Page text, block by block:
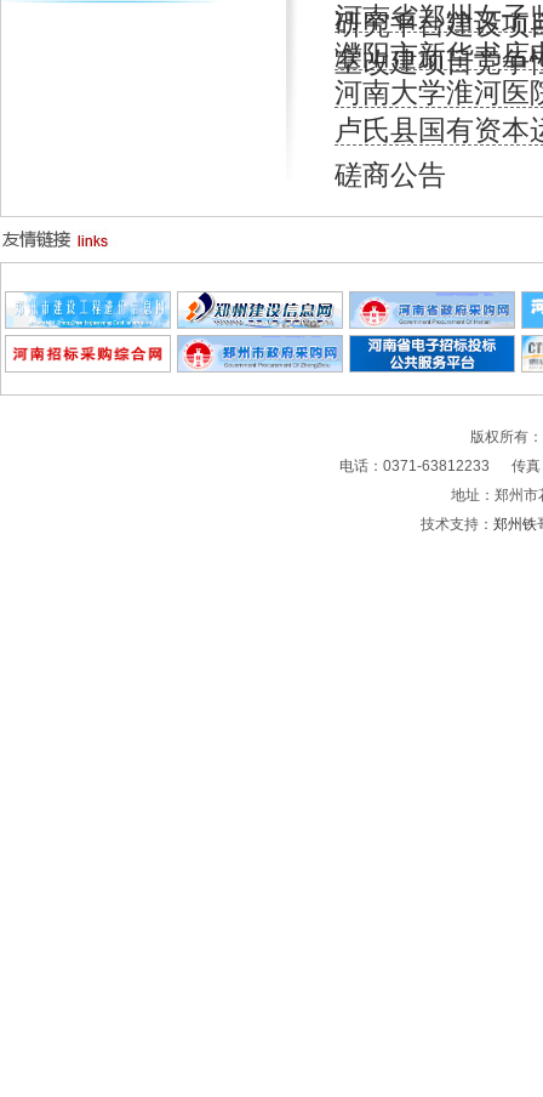
研究平台建设项
河南省郑州女子
室改建项目竞争
濮阳市新华书店
河南大学淮河医
卢氏县国有资本
磋商公告
版权所有
电话：0371-63812233 传
地址：郑州
技术支持： 郑州铁